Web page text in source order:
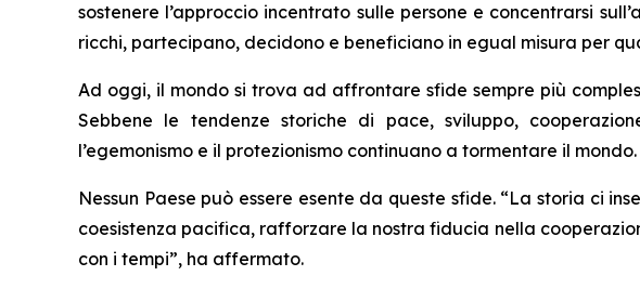
sostenere l’approccio incentrato sulle persone e concentrarsi
ricchi, partecipano, decidono e beneficiano in egual misura per
Ad oggi, il mondo si trova ad affrontare sfide sempre più
Sebbene le tendenze storiche di pace, sviluppo,
l’egemonismo e il protezionismo continuano a tormentare il mondo.
Nessun Paese può essere esente da queste sfide. “La storia ci
coesistenza pacifica, rafforzare la nostra fiducia nella
con i tempi”, ha affermato.